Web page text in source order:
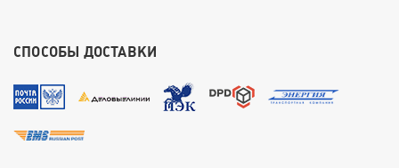
СПОСОБЫ ДОСТАВКИ